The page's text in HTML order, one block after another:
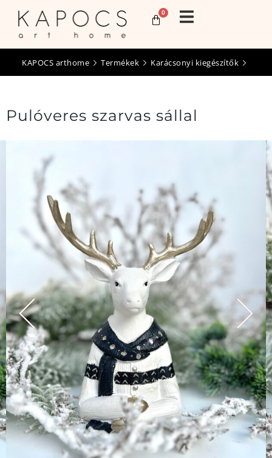
0
KAPOCS arthome Termékek Karácsonyi kiegészítők
Pulóveres szarvas sállal